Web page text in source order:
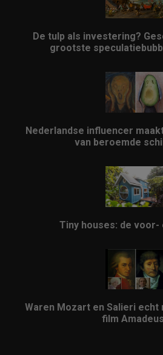
De tulp als investering?
grootste
Nederlandse influencer
van beroemde
Tiny houses: de voor-
Waren Mozart en Salieri echt
film